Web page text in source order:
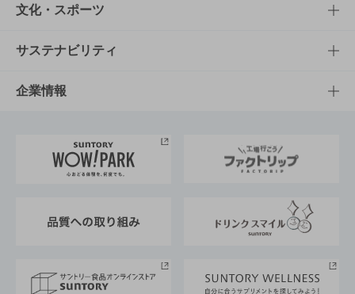
商品一覧
商品発売情報
栄養成分一覧
知る・楽しむTOP
キャンペーン
工場見学
地域情報
文化・スポーツ
文化・スポーツTOP
サントリーホール
サントリーサンバーズ大阪
サステナビリティ
サステナビリティTOP
サントリーが考えるサステナビリティ経営
企業情報
企業概要
採用情報